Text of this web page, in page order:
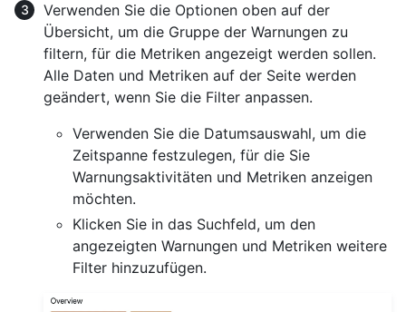
Verwenden Sie die Optionen oben auf der
Übersicht, um die Gruppe der Warnungen zu
filtern, für die Metriken angezeigt werden sollen.
Alle Daten und Metriken auf der Seite werden
geändert, wenn Sie die Filter anpassen.
Verwenden Sie die Datumsauswahl, um die
Zeitspanne festzulegen, für die Sie
Warnungsaktivitäten und Metriken anzeigen
möchten.
Klicken Sie in das Suchfeld, um den
angezeigten Warnungen und Metriken weitere
Filter hinzuzufügen.